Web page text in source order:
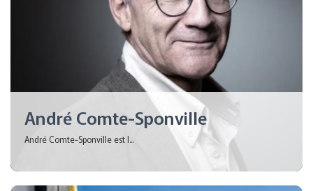
André Comte-Sponville
André Comte-Sponville est l...